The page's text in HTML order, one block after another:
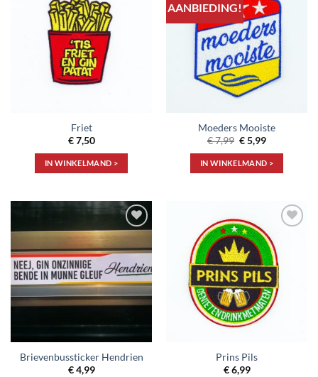
Toevoegen
verlanglijst
Friet
€7,50
IN WINKELMAND >
AANBIEDING!
Toevoegen
aan
verlanglijst
Moeders Mooiste
€7,99 Oorspronkelijke
prijs
was:
€ 7,99.
€5,99Huidige
€ 5,99.
IN WINKELMAND >
Toevoegen
aan
verlanglijst
Brievenbussticker Hendrien
€4,99
Toevoegen
aan
verlanglijst
Prins Pils
€6,99